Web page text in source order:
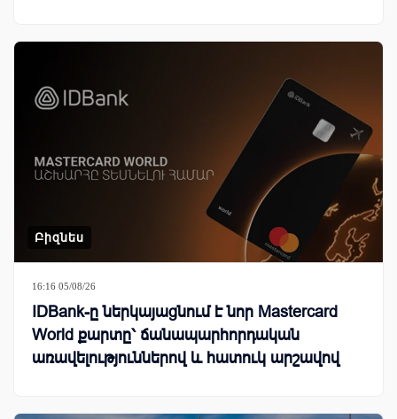
Բիզնես
16:16 05/08/26
IDBank-ը ներկայացնում է նոր Mastercard
World քարտը՝ ճանապարհորդական
առավելություններով և հատուկ արշավով